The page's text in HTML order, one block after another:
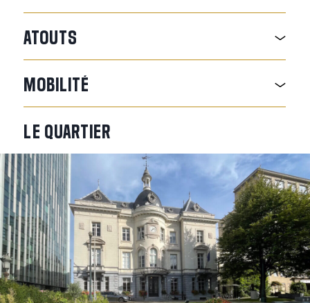
ATOUTS
MOBILITÉ
LE QUARTIER